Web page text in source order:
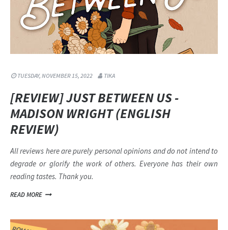
TUESDAY, NOVEMBER 15, 2022 TIKA
[REVIEW] JUST BETWEEN US -
MADISON WRIGHT (ENGLISH
REVIEW)
All reviews here are purely personal opinions and do not intend to
degrade or glorify the work of others. Everyone has their own
reading tastes. Thank you.
READ MORE